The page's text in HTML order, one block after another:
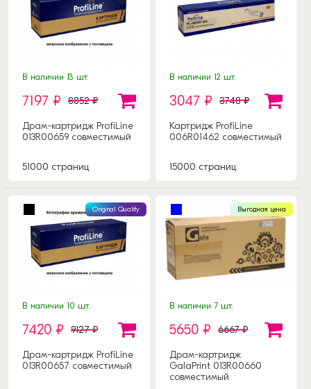
В наличии 13 шт.
7197 ₽ 8852 ₽
Драм-картридж ProfiLine
013R00659 совместимый
51000 страниц
В наличии 12 шт.
3047 ₽ 3748 ₽
Картридж ProfiLine
006R01462 совместимый
15000 страниц
Original Quality
В наличии 10 шт.
7420 ₽ 9127 ₽
Драм-картридж ProfiLine
013R00657 совместимый
Выгодная цена
В наличии 7 шт.
5650 ₽ 6667 ₽
Драм-картридж
GalaPrint 013R00660
совместимый